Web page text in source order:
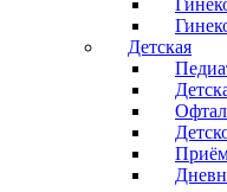
Детская